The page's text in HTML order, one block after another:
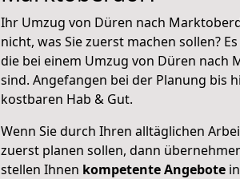
Ihr Umzug von Düren nach
nicht, was Sie zuerst machen sollen?
die bei einem Umzug von Düren nach
sind. Angefangen bei der Planung bis
kostbaren Hab & Gut.
Wenn Sie durch Ihren alltäglichen
zuerst planen sollen, dann
stellen Ihnen kompetente Angebote